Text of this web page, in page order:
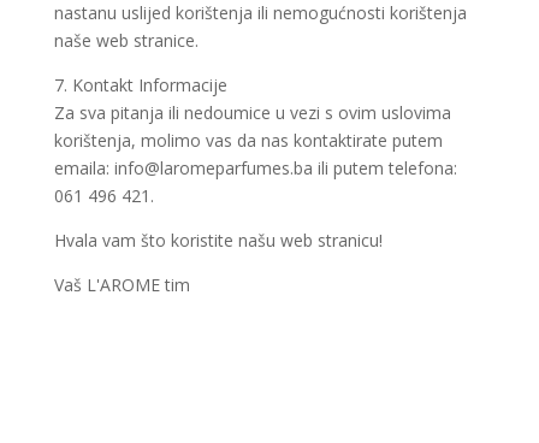
nastanu uslijed korištenja ili nemogućnosti korištenja
naše web stranice.
7. Kontakt Informacije
Za sva pitanja ili nedoumice u vezi s ovim uslovima
korištenja, molimo vas da nas kontaktirate putem
emaila: info@laromeparfumes.ba ili putem telefona:
061 496 421.
Hvala vam što koristite našu web stranicu!
Vaš L'AROME tim